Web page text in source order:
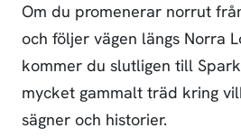
Om du promenerar norrut
och följer vägen längs Norra
kommer du slutligen till
mycket gammalt träd kring
sägner och historier.